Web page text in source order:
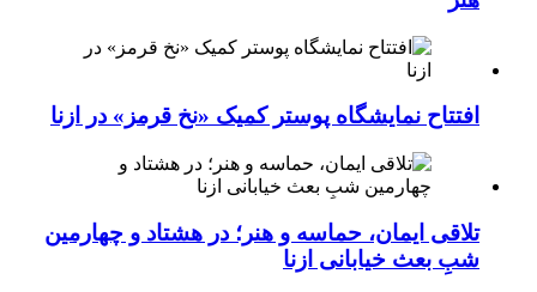
افتتاح نمایشگاه پوستر کمیک «نخ قرمز» در ازنا
تلاقی ایمان، حماسه و هنر؛ در هشتاد و چهارمین
شبِ بعث خیابانی ازنا